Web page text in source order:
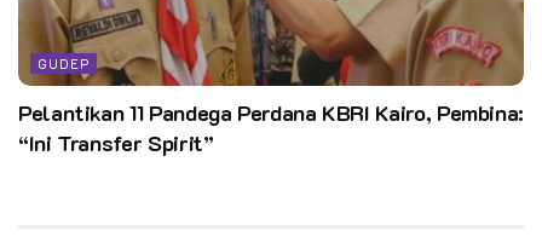
GUDEP
Pelantikan 11 Pandega Perdana KBRI Kairo, Pembina:
“Ini Transfer Spirit”